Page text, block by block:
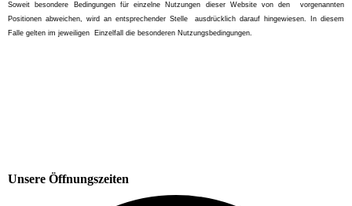
Soweit besondere Bedingungen für einzelne Nutzungen dieser Website von den vorgenannten
Positionen abweichen, wird an entsprechender Stelle ausdrücklich darauf hingewiesen. In diesem
Falle gelten im jeweiligen Einzelfall die besonderen Nutzungsbedingungen.
Unsere Öffnungszeiten